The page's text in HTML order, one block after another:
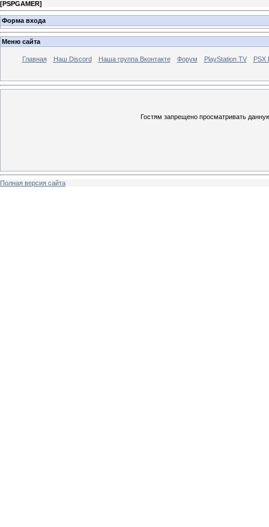
[PSPGAMER]
Форма входа
Меню сайта
Главная Наш Discord Наша группа Вконтакте Форум PlayStation TV PSX
Гостям запрещено просматривать
Полная версия сайта